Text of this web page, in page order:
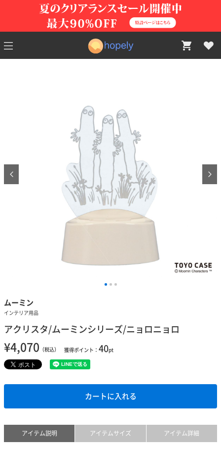
ムーミン
インテリア用品
アクリスタ/ムーミンシリーズ/ニョロニョロ
¥4,070 （税込） 獲得ポイント： 40pt
カートに入れる
アイテム説明 アイテムサイズ アイテム詳細